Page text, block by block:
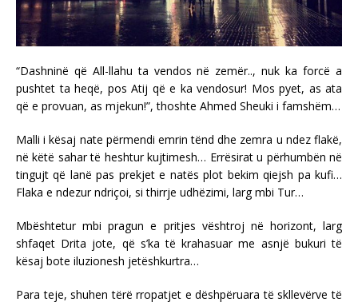
“Dashninë që All-llahu ta vendos në zemër.., nuk ka forcë a
pushtet ta heqë, pos Atij që e ka vendosur! Mos pyet, as ata
që e provuan, as mjekun!”, thoshte Ahmed Sheuki i famshëm…
Malli i kësaj nate përmendi emrin tënd dhe zemra u ndez flakë,
në këtë sahar të heshtur kujtimesh… Errësirat u përhumbën në
tingujt që lanë pas prekjet e natës plot bekim qiejsh pa kufi…
Flaka e ndezur ndriçoi, si thirrje udhëzimi, larg mbi Tur…
Mbështetur mbi pragun e pritjes vështroj në horizont, larg
shfaqet Drita jote, që s’ka të krahasuar me asnjë bukuri të
kësaj bote iluzionesh jetëshkurtra…
Para teje, shuhen tërë rropatjet e dëshpëruara të skllevërve të